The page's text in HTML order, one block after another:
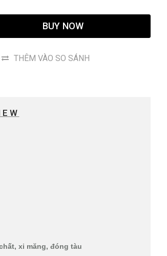
BUY NOW
THÊM VÀO SO SÁNH
xi măng, đóng tàu